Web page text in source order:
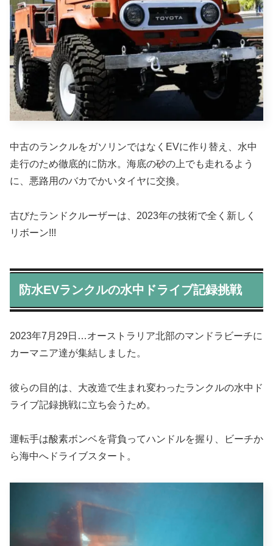
中古のランクルをガソリンではなくEVに作り替え、水中
走行のため徹底的に防水。海底の砂の上でも走れるよう
に、悪路用のバカでかいタイヤに交換。
古びたランドクルーザーは、2023年の技術で全く新しく
リボーン!!!
防水EVランクルの水中ドライブ記録挑戦
2023年7月29日…オーストラリア北部のマンドラビーチに
カーマニア達が集結しました。
彼らの目的は、大改造で生まれ変わったランクルの水中ド
ライブ記録挑戦に立ち会うため。
運転手は酸素ボンベを背負ってハンドルを握り、ビーチか
ら海中へドライブスタート。